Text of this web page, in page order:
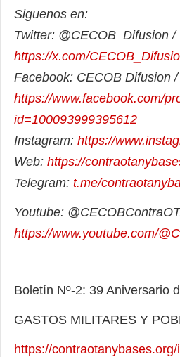
Siguenos en:
Twitter: @CECOB_Difusion /
https://x.com/
Facebook: CECOB Difusion /
https://www.facebook.com/
id=100093999395612
Instagram: https://
Web: https://
Telegram: t.me/
Youtube:
https://www.youtube.com/
Boletín Nº-2: 39 Aniversario
GASTOS MILITARES Y
https://